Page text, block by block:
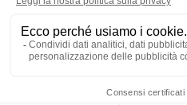
Contatti
info@industriale.it
PEC:
02 8969 3116
Informativa privacy - Cookie
|